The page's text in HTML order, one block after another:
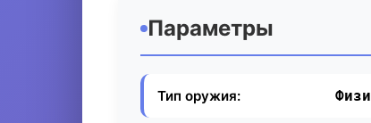
Параметры
Тип оружия: